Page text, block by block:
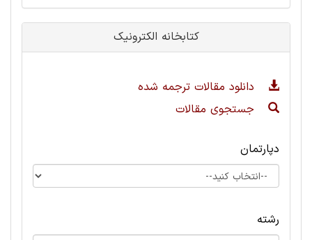
کتابخانه الکترونیک
دانلود مقالات ترجمه شده
جستجوی مقالات
دپارتمان
رشته